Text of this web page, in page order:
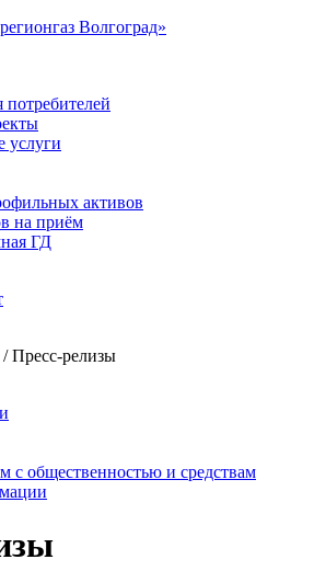
услуги
активов
на приём
ГД
/ Пресс-релизы
с общественностью и средствам